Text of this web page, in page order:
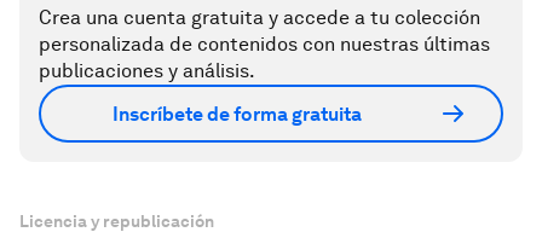
Crea una cuenta gratuita y accede a tu colección
personalizada de contenidos con nuestras últimas
publicaciones y análisis.
Inscríbete de forma gratuita
Licencia y republicación